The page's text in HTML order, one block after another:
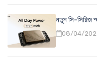
নতুন সি-সিরিজ
08/04/